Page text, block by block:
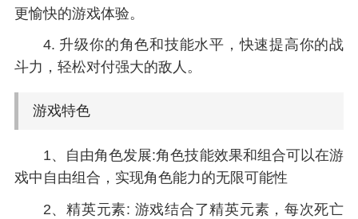
更愉快的游戏体验。
4. 升级你的角色和技能水平，快速提高你的战
斗力，轻松对付强大的敌人。
游戏特色
1、自由角色发展:角色技能效果和组合可以在游
戏中自由组合，实现角色能力的无限可能性
2、精英元素: 游戏结合了精英元素，每次死亡